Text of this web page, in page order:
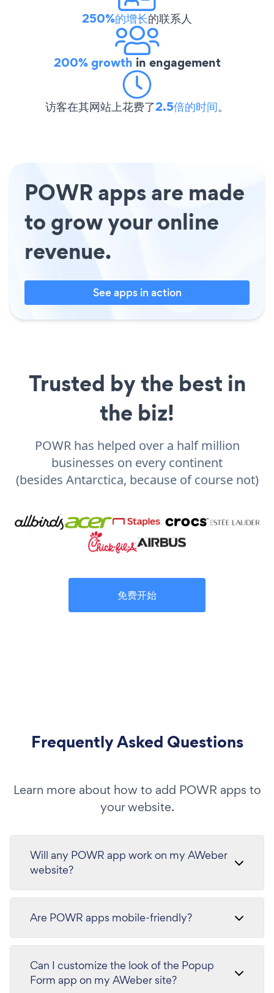
250%的增长的联系人
200% growth in engagement
访客在其网站上花费了2.5倍的时间。
POWR apps are made
to grow your online
revenue.
See apps in action
Trusted by the best in
the biz!
POWR has helped over a half million
businesses on every continent
(besides Antarctica, because of course not)
免费开始
Frequently Asked Questions
Learn more about how to add POWR apps to
your website.
Will any POWR app work on my AWeber
website?
Are POWR apps mobile-friendly?
Can I customize the look of the Popup
Form app on my AWeber site?